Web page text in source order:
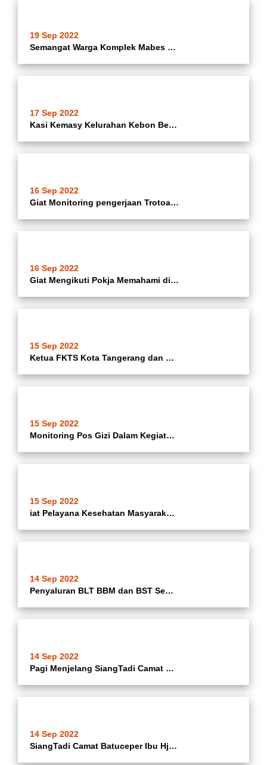
19 Sep 2022
Semangat Warga Komplek Mabes Polri Batuceper RT.006/003 Dalam Pembuatan Bioplok / Lahan Tanam TOGA Dalam Rangka Persiapan Lomba Pemanfataan Lahan TOGA Tingkat Kota Tangerang.
17 Sep 2022
Kasi Kemasy Kelurahan Kebon Besar Menghadiri Seminar Stunting yang diselenggarakan oleh KKN UMT
16 Sep 2022
Giat Monitoring pengerjaan Trotoar dijalan benteng betawi RW.03 Kelurahan Poris Jaya
16 Sep 2022
Giat Mengikuti Pokja Memahami digital Bubble Anak oleh Kader Poris Jaya di Gedung Nyimas Melati
15 Sep 2022
Ketua FKTS Kota Tangerang dan Bapak H.Marsudi Mengunjungi UKM Kampung Sukun (Pembuatan Kue/Makanan dari Bahan Dasar Sukun di KWT Barokah Komplek Polri RT.006/03 Kel.Batuceper Kec.Batuceper Kota Tangerang.
15 Sep 2022
Monitoring Pos Gizi Dalam Kegiatan Edukasi Pada Ibu Hamil dan Balita, Konseling PMBA, ASI Ekslusif, Gizi Seimbang Untuk Pencegahan Stunting Di Posyandu Kartini 7 RT.006/004 Kelurahan Batuceper Kecamatan Batuceper.
15 Sep 2022
iat Pelayana Kesehatan Masyarakat Kelurahan Poris Jaya diposyandu Cempaka 4 RW.04 oleh Tim Kesehatan Poris Gaga Lama dan Kader Posyandu Cempaka 4
14 Sep 2022
Penyaluran BLT BBM dan BST Sembako Bulan September 2022 di E-Warong
14 Sep 2022
Pagi Menjelang SiangTadi Camat Batuceper Ibu Hj. Katrina Iswandari @katrina_ina08 Bersama Sekcam Batuceper @rulihasan Monitoring Pendistribusian Bantuan Langsung Tunai (BLT) BBM Dan Bansos Sembako Se Kecamatan Batuceper Kota Tangerang Dari Kemensos RI @ke
14 Sep 2022
SiangTadi Camat Batuceper Ibu Hj. Katrina Iswandari @katrina_ina08 Bersama Lurah Batujaya @jimalhaje Monitoring Pengurugan Jalan Berlubang Di Jalan Garuda Kelurahan Batujaya Kecamatan Batuceper Kota Tangerang Yang Dilaksanakan Dari Partisipasi / Swadaya M